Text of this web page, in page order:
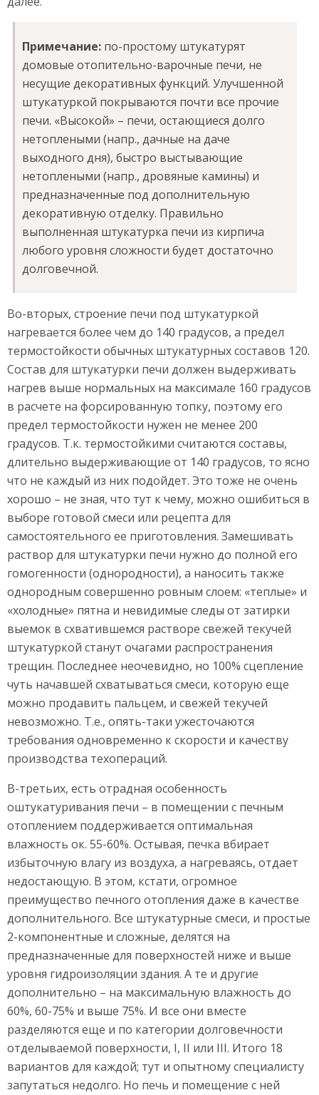
Примечание: по-простому штукатурят
домовые отопительно-варочные печи, не
несущие декоративных функций. Улучшенной
штукатуркой покрываются почти все прочие
печи. «Высокой» – печи, остающиеся долго
нетоплеными (напр., дачные на даче
выходного дня), быстро выстывающие
нетоплеными (напр., дровяные камины) и
предназначенные под дополнительную
декоративную отделку. Правильно
выполненная штукатурка печи из кирпича
любого уровня сложности будет достаточно
долговечной.
Во-вторых, строение печи под штукатуркой
нагревается более чем до 140 градусов, а предел
термостойкости обычных штукатурных составов 120.
Состав для штукатурки печи должен выдерживать
нагрев выше нормальных на максимале 160 градусов
в расчете на форсированную топку, поэтому его
предел термостойкости нужен не менее 200
градусов. Т.к. термостойкими считаются составы,
длительно выдерживающие от 140 градусов, то ясно
что не каждый из них подойдет. Это тоже не очень
хорошо – не зная, что тут к чему, можно ошибиться в
выборе готовой смеси или рецепта для
самостоятельного ее приготовления. Замешивать
раствор для штукатурки печи нужно до полной его
гомогенности (однородности), а наносить также
однородным совершенно ровным слоем: «теплые» и
«холодные» пятна и невидимые следы от затирки
выемок в схватившемся растворе свежей текучей
штукатуркой станут очагами распространения
трещин. Последнее неочевидно, но 100% сцепление
чуть начавшей схватываться смеси, которую еще
можно продавить пальцем, и свежей текучей
невозможно. Т.е., опять-таки ужесточаются
требования одновременно к скорости и качеству
производства техопераций.
В-третьих, есть отрадная особенность
оштукатуривания печи – в помещении с печным
отоплением поддерживается оптимальная
влажность ок. 55-60%. Остывая, печка вбирает
избыточную влагу из воздуха, а нагреваясь, отдает
недостающую. В этом, кстати, огромное
преимущество печного отопления даже в качестве
дополнительного. Все штукатурные смеси, и простые
2-компонентные и сложные, делятся на
предназначенные для поверхностей ниже и выше
уровня гидроизоляции здания. А те и другие
дополнительно – на максимальную влажность до
60%, 60-75% и выше 75%. И все они вместе
разделяются еще и по категории долговечности
отделываемой поверхности, I, II или III. Итого 18
вариантов для каждой; тут и опытному специалисту
запутаться недолго. Но печь и помещение с ней